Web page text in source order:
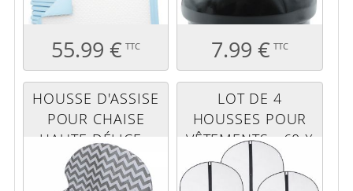
55.99 € TTC 7.99 € TTC
HOUSSE D'ASSISE
POUR CHAISE
HAUTE DÉLICE -
ZIG ZAG GRIS
LOT DE 4
HOUSSES POUR
VÊTEMENTS - 60 X
80 CM -
TRANSPARENT